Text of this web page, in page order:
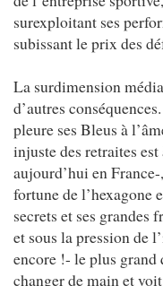
surexploitant ses
subissant le prix des
La surdimension
d’autres
pleure ses Bleus à
injuste des retraites
aujourd’hui en
fortune de l’hexagone
secrets et ses grandes
et sous la pression de
encore !- le plus
changer de main et